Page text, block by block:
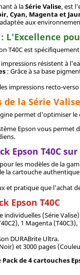
à laSérie Valise, est
Cyan, Magenta et
aux
L'Excellence
T40C est
impressions résistent à
: Grâce à sa base
impressions recto-
de la Série Valise
permet d'optimiser
Epson vous permet
Epson T40C
les modèles de la
la cartouche
et pratique que l'achat
Epson T40C
individuelles (Série
1 Magenta (T40C3),
DURABrite Ultra.
et 3000 pages
Pack de 4 cartouches